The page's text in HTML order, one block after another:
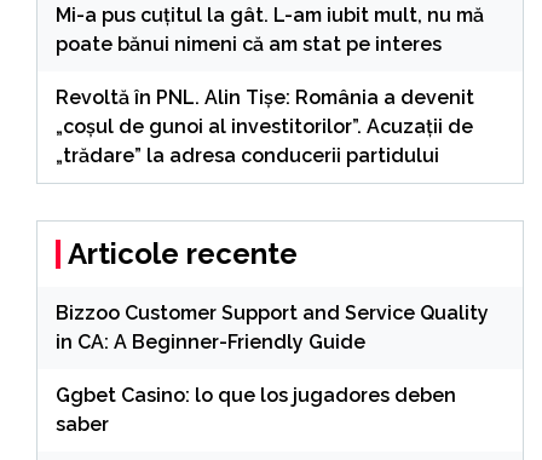
Mi-a pus cuțitul la gât. L-am iubit mult, nu mă
poate bănui nimeni că am stat pe interes
Revoltă în PNL. Alin Tișe: România a devenit
„coșul de gunoi al investitorilor”. Acuzații de
„trădare” la adresa conducerii partidului
Articole recente
Bizzoo Customer Support and Service Quality
in CA: A Beginner-Friendly Guide
Ggbet Casino: lo que los jugadores deben
saber